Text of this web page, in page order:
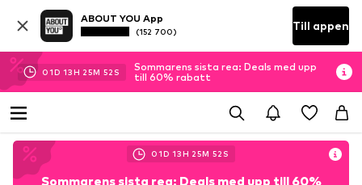
ABOUT YOU App
(152 700) Till appen
01D 13H 25M 50 S
Sommarens sista rea: Deals med upp
till 60% rabatt
01D 13H 25M 50 S
Sommarens sista rea: Deals med upp till 60%